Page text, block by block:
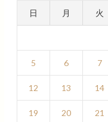
日 月 火
5 6 7
12 13 14
19 20 21